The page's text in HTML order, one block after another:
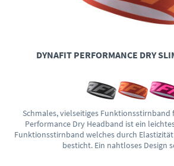
DYNAFIT PERFORMANCE DRY
Schmales, vielseitiges Funktionsstirnband
Performance Dry Headband ist ein
Funktionsstirnband welches durch
besticht. Ein nahtloses Design